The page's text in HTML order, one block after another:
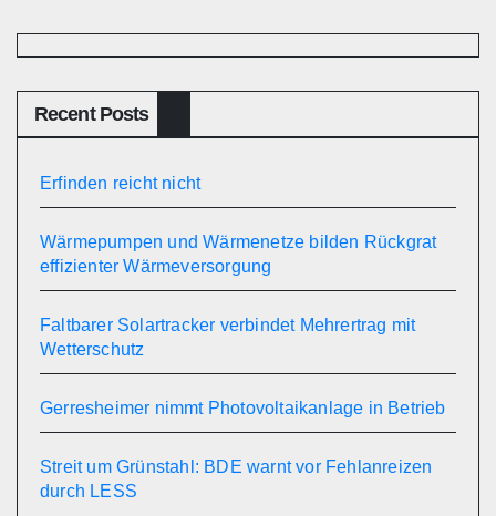
Recent Posts
Erfinden reicht nicht
Wärmepumpen und Wärmenetze bilden Rückgrat
effizienter Wärmeversorgung
Faltbarer Solartracker verbindet Mehrertrag mit
Wetterschutz
Gerresheimer nimmt Photovoltaikanlage in Betrieb
Streit um Grünstahl: BDE warnt vor Fehlanreizen
durch LESS